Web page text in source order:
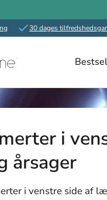
30 dages
i
årsager
i venstre side af